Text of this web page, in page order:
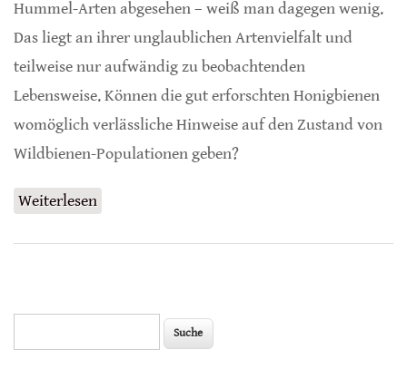
Hummel-Arten abgesehen – weiß man dagegen wenig.
Das liegt an ihrer unglaublichen Artenvielfalt und
teilweise nur aufwändig zu beobachtenden
Lebensweise. Können die gut erforschten Honigbienen
womöglich verlässliche Hinweise auf den Zustand von
Wildbienen-Populationen geben?
Weiterlesen